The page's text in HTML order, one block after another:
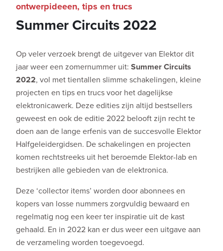
Summer Circuits 2022
ontwerpideeen, tips en trucs
Op veler verzoek brengt de uitgever van Elektor dit
jaar weer een zomernummer uit: Summer Circuits
2022, vol met tientallen slimme schakelingen, kleine
projecten en tips en trucs voor het dagelijkse
elektronicawerk. Deze edities zijn altijd bestsellers
geweest en ook de editie 2022 belooft zijn recht te
doen aan de lange erfenis van de succesvolle Elektor
Halfgeleidergidsen. De schakelingen en projecten
komen rechtstreeks uit het beroemde Elektor-lab en
bestrijken alle gebieden van de elektronica.
Deze ‘collector items’ worden door abonnees en
kopers van losse nummers zorgvuldig bewaard en
regelmatig nog een keer ter inspiratie uit de kast
gehaald. En in 2022 kan er dus weer een uitgave aan
de verzameling worden toegevoegd.